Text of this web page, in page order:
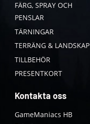
FÄRG, SPRAY OCH
PENSLAR
TÄRNINGAR
TERRÄNG & LANDSKAP
TILLBEHÖR
PRESENTKORT
Kontakta oss
GameManiacs HB